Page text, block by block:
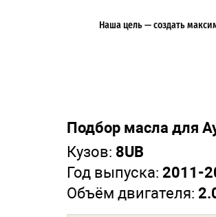
Наша цель — создать
Подбор масла для
Кузов: 8UB
Год выпуска: 2011-
Объём двигателя: